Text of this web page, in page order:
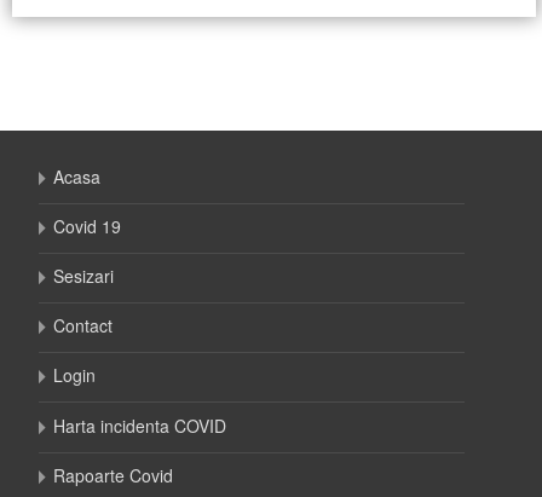
Acasa
Covid 19
Sesizari
Contact
Login
Harta incidenta COVID
Rapoarte Covid